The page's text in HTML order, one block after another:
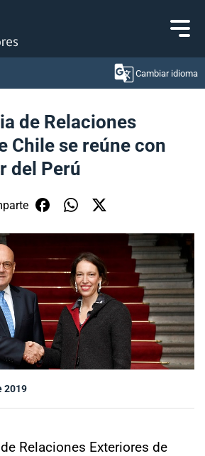
al contenido
Cambiar idioma
Económicas
de Relaciones
Chile se reúne con
del Perú
2019
Relaciones Exteriores de